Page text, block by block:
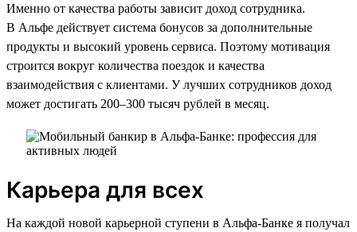
Именно от качества работы зависит доход сотрудника.
В Альфе действует система бонусов за дополнительные
продукты и высокий уровень сервиса. Поэтому мотивация
строится вокруг количества поездок и качества
взаимодействия с клиентами. У лучших сотрудников доход
может достигать 200–300 тысяч рублей в месяц.
Карьера для всех
На каждой новой карьерной ступени в Альфа-Банке я получал